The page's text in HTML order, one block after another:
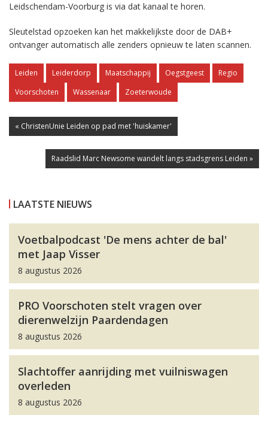
Leidschendam-Voorburg is via dat kanaal te horen.
Sleutelstad opzoeken kan het makkelijkste door de DAB+
ontvanger automatisch alle zenders opnieuw te laten scannen.
Leiden Leiderdorp Maatschappij Oegstgeest
Regio
Voorschoten
Wassenaar Zoeterwoude
« ChristenUnie Leiden op pad met 'huiskamer'
Raadslid Marc Newsome wandelt langs stadsgrens Leiden »
LAATSTE NIEUWS
Voetbalpodcast 'De mens achter de bal'
met Jaap Visser
8 augustus 2026
PRO Voorschoten stelt vragen over
dierenwelzijn Paardendagen
8 augustus 2026
Slachtoffer aanrijding met vuilniswagen
overleden
8 augustus 2026